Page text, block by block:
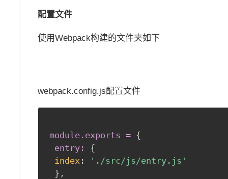
配置文件
使用Webpack构建的文件夹如下
webpack.config.js配置文件
module .exports = {
entry:
{
index :
'./src/js/entry.js'
} ,